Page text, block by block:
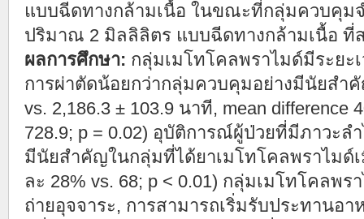
แบบฉีดทางกล้ามเนื้อ ในขณะที่กลุ่มควบคุม
ปริมาณ 2 มิลลิลิตร แบบฉีดทางกล้ามเนื้อ ที่
ผลการศึกษา: กลุ่มเมโทโคลพราไมด์มีระยะ
การผ่าตัดน้อยกว่ากลุ่มควบคุมอย่างมีนัยสำคั
vs. 2,186.3 ± 103.9 นาที, mean difference
728.9; p = 0.02) อุบัติการณ์ผู้ป่วยที่มีภาวะล
มีนัยสำคัญในกลุ่มที่ได้ยาเมโทโคลพราไมด์
ละ 28% vs. 68; p < 0.01) กลุ่มเมโทโคลพร
ถ่ายอุจจาระ, การสามารถเริ่มรับประทานอา